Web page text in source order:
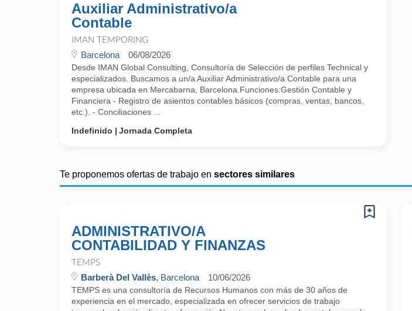
Auxiliar Administrativo/a
Contable
IMAN TEMPORING
Barcelona 06/08/2026
Desde IMAN Global Consulting, Consultoría de Selección de perfiles Technical y
especializados. Buscamos a un/a Auxiliar Administrativo/a Contable para una
empresa ubicada en Mercabarna, Barcelona.Funciones:Gestión Contable y
Financiera - Registro de asientos contables básicos (compras, ventas, bancos,
etc.). - Conciliaciones ...
Indefinido
Jornada Completa
Te proponemos ofertas de trabajo en sectores similares
ADMINISTRATIVO/A
CONTABILIDAD Y FINANZAS
TEMPS
Barberà Del Vallès, Barcelona 10/06/2026
TEMPS es una consultoría de Recursos Humanos con más de 30 años de
experiencia en el mercado, especializada en ofrecer servicios de trabajo